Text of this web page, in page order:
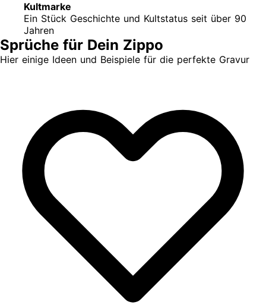
Kultmarke
Ein Stück Geschichte und Kultstatus seit über 90
Jahren
Sprüche für Dein Zippo
Hier einige Ideen und Beispiele für die perfekte Gravur